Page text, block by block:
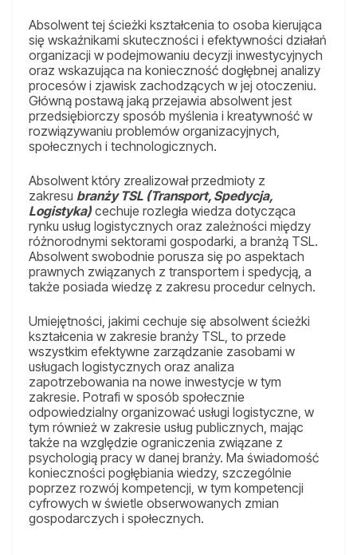
Absolwent tej ścieżki kształcenia to osoba kierująca
się wskaźnikami skuteczności i efektywności działań
organizacji w podejmowaniu decyzji inwestycyjnych
oraz wskazująca na konieczność dogłębnej analizy
procesów i zjawisk zachodzących w jej otoczeniu.
Główną postawą jaką przejawia absolwent jest
przedsiębiorczy sposób myślenia i kreatywność w
rozwiązywaniu problemów organizacyjnych,
społecznych i technologicznych.
Absolwent który zrealizował przedmioty z
zakresu branży TSL (Transport, Spedycja,
Logistyka) cechuje rozległa wiedza dotycząca
rynku usług logistycznych oraz zależności między
różnorodnymi sektorami gospodarki, a branżą TSL.
Absolwent swobodnie porusza się po aspektach
prawnych związanych z transportem i spedycją, a
także posiada wiedzę z zakresu procedur celnych.
Umiejętności, jakimi cechuje się absolwent ścieżki
kształcenia w zakresie branży TSL, to przede
wszystkim efektywne zarządzanie zasobami w
usługach logistycznych oraz analiza
zapotrzebowania na nowe inwestycje w tym
zakresie. Potrafi w sposób społecznie
odpowiedzialny organizować usługi logistyczne, w
tym również w zakresie usług publicznych, mając
także na względzie ograniczenia związane z
psychologią pracy w danej branży. Ma świadomość
konieczności pogłębiania wiedzy, szczególnie
poprzez rozwój kompetencji, w tym kompetencji
cyfrowych w świetle obserwowanych zmian
gospodarczych i społecznych.